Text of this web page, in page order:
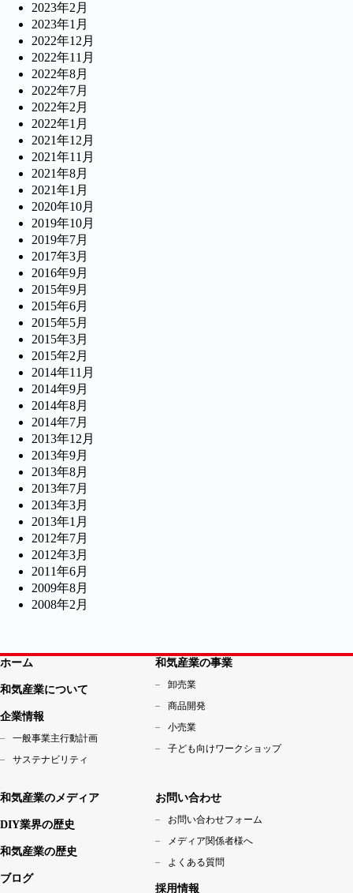
2023年2月
2023年1月
2022年12月
2022年11月
2022年8月
2022年7月
2022年2月
2022年1月
2021年12月
2021年11月
2021年8月
2021年1月
2020年10月
2019年10月
2019年7月
2017年3月
2016年9月
2015年9月
2015年6月
2015年5月
2015年3月
2015年2月
2014年11月
2014年9月
2014年8月
2014年7月
2013年12月
2013年9月
2013年8月
2013年7月
2013年3月
2013年1月
2012年7月
2012年3月
2011年6月
2009年8月
2008年2月
ホーム
和気産業について
企業情報
一般事業主行動計画
サステナビリティ
和気産業の事業
卸売業
商品開発
小売業
子ども向けワークショップ
和気産業のメディア
DIY業界の歴史
和気産業の歴史
ブログ
お問い合わせ
お問い合わせフォーム
メディア関係者様へ
よくある質問
採用情報